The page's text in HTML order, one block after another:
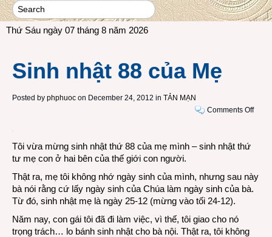
Thứ Sáu ngày 07 tháng 8 năm 2026
Sinh nhật 88 của Mẹ
Posted by phphuoc on December 24, 2012 in TẢN MẠN
Comments Offon
Tôi vừa mừng sinh nhật thứ 88 của mẹ mình – sinh nhật thứ
tư mẹ con ở hai bên của thế giới con người.
Thật ra, mẹ tôi không nhớ ngày sinh của mình, nhưng sau này
bà nói rằng cứ lấy ngày sinh của Chúa làm ngày sinh của bà.
Từ đó, sinh nhật mẹ là ngày 25-12 (mừng vào tối 24-12).
Năm nay, con gái tôi đã đi làm việc, vì thế, tôi giao cho nó
trọng trách… lo bánh sinh nhật cho bà nội. Thật ra, tôi không